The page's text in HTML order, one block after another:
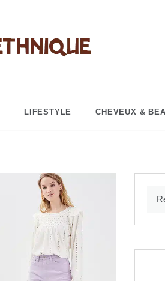
LIFESTYLE CHEVEUX &